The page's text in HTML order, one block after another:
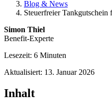
Blog & News
Steuerfreier
Simon Thiel
Benefit-Experte
Lesezeit: 6 Minuten
Aktualisiert: 13. Januar 2026
Inhalt